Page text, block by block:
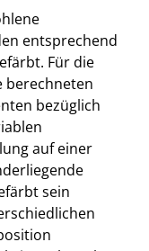
entsprechend
Für die
berechneten
bezüglich
auf einer
sein